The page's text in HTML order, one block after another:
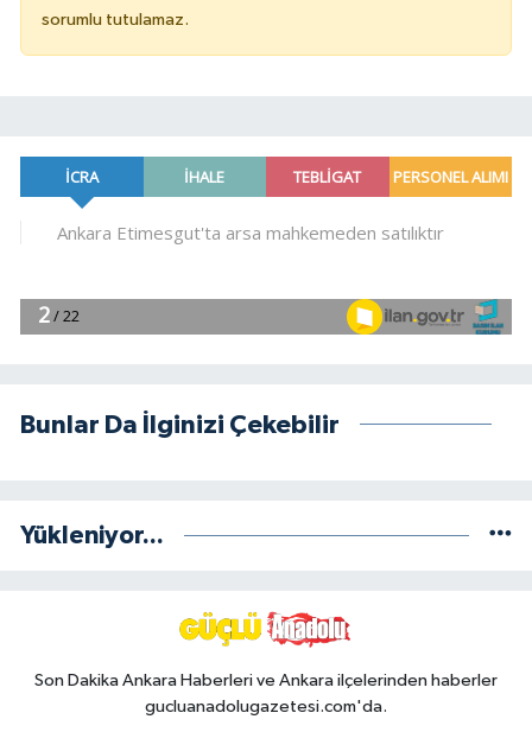
sorumlu tutulamaz.
Bunlar Da İlginizi Çekebilir
Yükleniyor...
Son Dakika Ankara Haberleri ve Ankara ilçelerinden haberler
gucluanadolugazetesi.com'da.